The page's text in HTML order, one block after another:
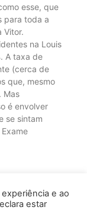
esse, que
para toda a
Vitor.
na Louis
A taxa de
(cerca de
que, mesmo
Mas
é envolver
se sintam
e ao
estar